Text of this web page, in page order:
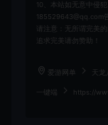
10、本站如无意中侵
185529643@qq.com
请注意：无所谓完美
追求完美请勿赞助！
爱游网单 天龙
一键端 https://